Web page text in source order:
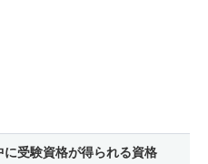
受験資格が得られる資格